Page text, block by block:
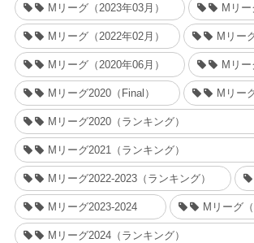
Mリーグ（2023年03月） Mリー
Mリーグ（2022年02月） Mリー
Mリーグ（2020年06月） Mリー
Mリーグ2020（Final） Mリー
Mリーグ2020（ランキング）
Mリーグ2021（ランキング）
Mリーグ2022-2023（ランキング）
Mリーグ2023-2024 Mリーグ
Mリーグ2024（ランキング）